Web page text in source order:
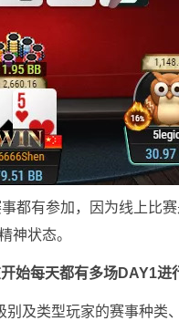
都有参加，因为线上比
神状态。
始每天都有多场DAY1进
及类型玩家的赛事种类、